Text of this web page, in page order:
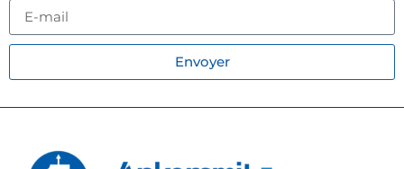
Envoyer